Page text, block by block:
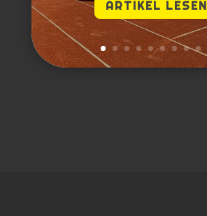
ARTIKEL LESEN